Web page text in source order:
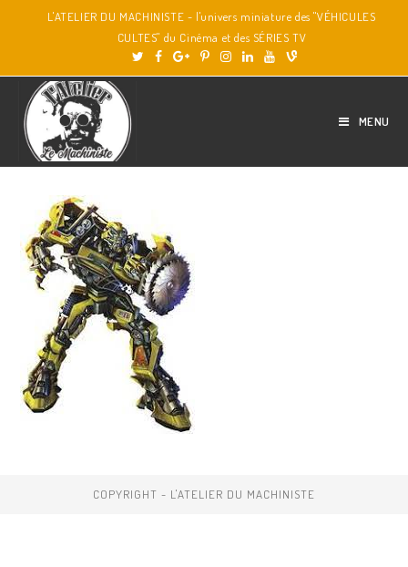
L'ATELIER DU MACHINISTE - l'univers miniature des "VÉHICULES
CULTES" du Cinéma et des SÉRIES TV
MENU
COPYRIGHT - L'ATELIER DU MACHINISTE